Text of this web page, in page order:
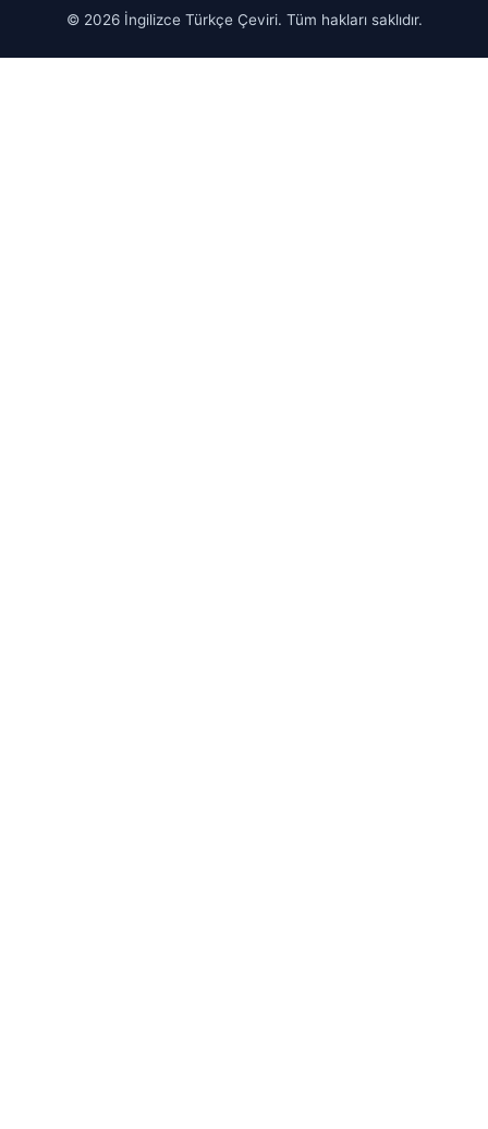
© 2026 İngilizce Türkçe Çeviri. Tüm hakları saklıdır.